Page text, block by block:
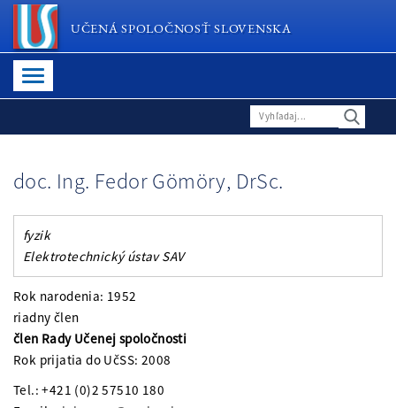
UČENÁ SPOLOČNOSŤ SLOVENSKA
doc. Ing. Fedor Gömöry, DrSc.
fyzik
Elektrotechnický ústav SAV
Rok narodenia: 1952
riadny člen
člen Rady Učenej spoločnosti
Rok prijatia do UčSS: 2008
Tel.: +421 (0)2 57510 180